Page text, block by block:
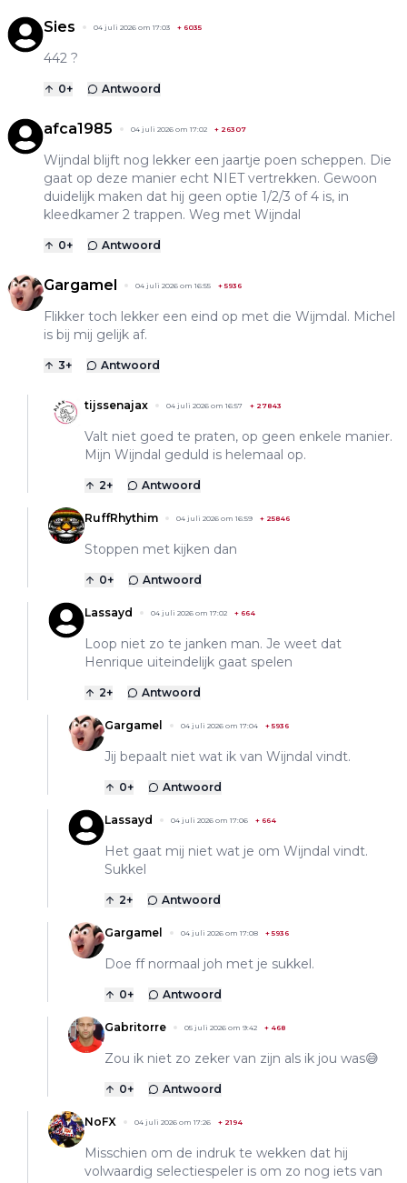
Sies 04 juli 2026 om 17:03 + 6035
442 ?
0+ Antwoord
afca1985 04 juli 2026 om 17:02 + 26307
Wijndal blijft nog lekker een jaartje poen scheppen. Die
gaat op deze manier echt NIET vertrekken. Gewoon
duidelijk maken dat hij geen optie 1/2/3 of 4 is, in
kleedkamer 2 trappen. Weg met Wijndal
0+ Antwoord
Gargamel 04 juli 2026 om 16:55 +5936
Flikker toch lekker een eind op met die Wijmdal. Michel
is bij mij gelijk af.
3+ Antwoord
tijssenajax 04 juli 2026 om 16:57 + 27843
Valt niet goed te praten, op geen enkele manier.
Mijn Wijndal geduld is helemaal op.
2+ Antwoord
RuffRhythim 04 juli 2026 om 16:59 + 25846
Stoppen met kijken dan
0+ Antwoord
Lassayd 04 juli 2026 om 17:02 + 664
Loop niet zo te janken man. Je weet dat
Henrique uiteindelijk gaat spelen
2+ Antwoord
Gargamel 04 juli 2026 om 17:04 +5936
Jij bepaalt niet wat ik van Wijndal vindt.
0+ Antwoord
Lassayd 04 juli 2026 om 17:06 + 664
Het gaat mij niet wat je om Wijndal vindt.
Sukkel
2+ Antwoord
Gargamel 04 juli 2026 om 17:08 +5936
Doe ff normaal joh met je sukkel.
0+ Antwoord
Gabritorre 05 juli 2026 om 9:42 + 468
Zou ik niet zo zeker van zijn als ik jou was😅
0+ Antwoord
NoFX 04 juli 2026 om 17:26 + 2194
Misschien om de indruk te wekken dat hij
volwaardig selectiespeler is om zo nog iets van